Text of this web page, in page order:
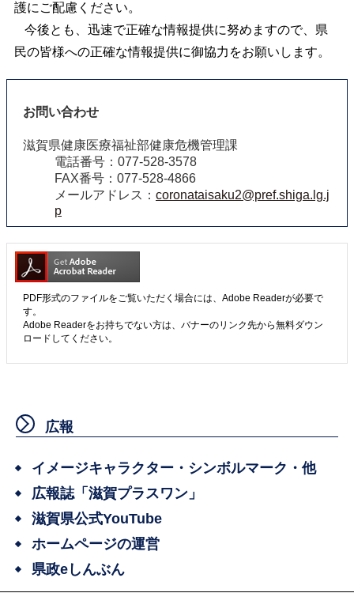
護にご配慮ください。
今後とも、迅速で正確な情報提供に努めますので、県
民の皆様への正確な情報提供に御協力をお願いします。
お問い合わせ
滋賀県健康医療福祉部健康危機管理課
電話番号：077-528-3578
FAX番号：077-528-4866
メールアドレス： coronataisaku2@pref.shiga.lg.j
p
PDF形式のファイルをご覧いただく場合には、Adobe Readerが必要で
す。
Adobe Readerをお持ちでない方は、バナーのリンク先から無料ダウン
ロードしてください。
広報
イメージキャラクター・シンボルマーク・他
広報誌「滋賀プラスワン」
滋賀県公式YouTube
ホームページの運営
県政eしんぶん